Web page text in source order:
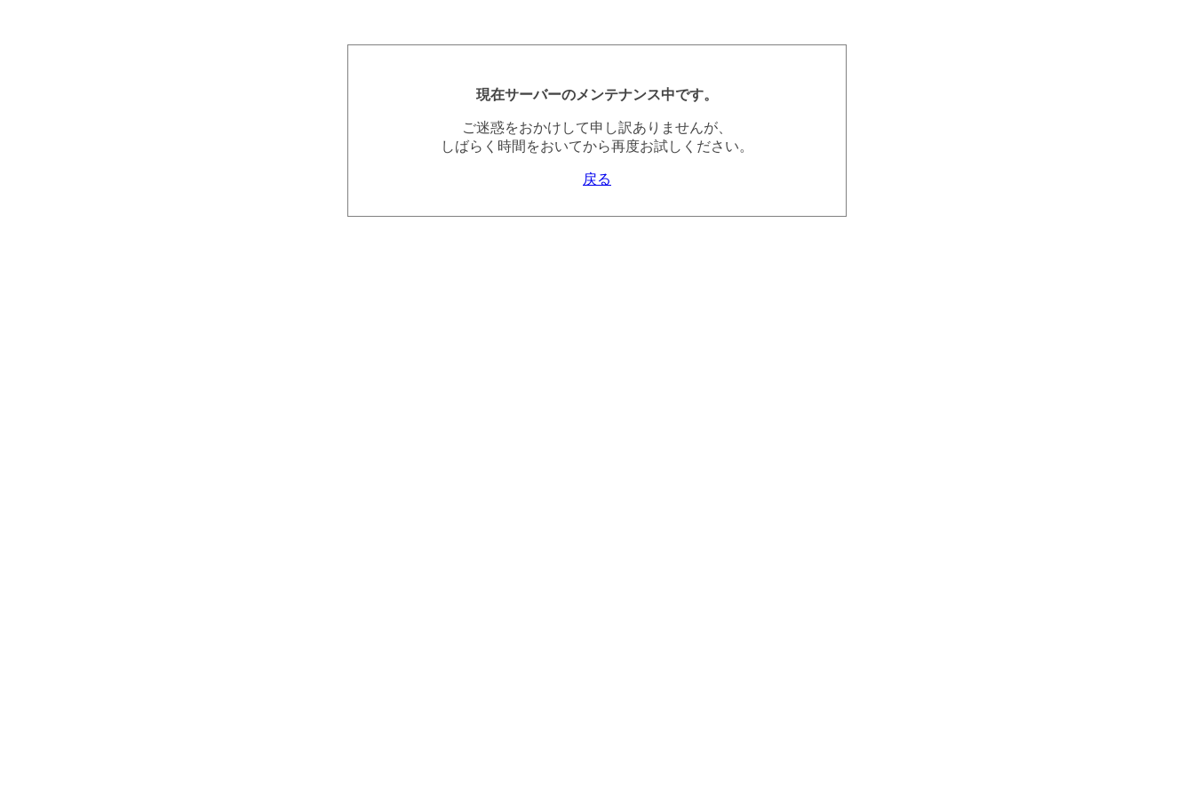
現在サーバーのメンテナンス中です。
ご迷惑をおかけして申し訳ありませんが、
しばらく時間をおいてから再度お試しください。
戻る